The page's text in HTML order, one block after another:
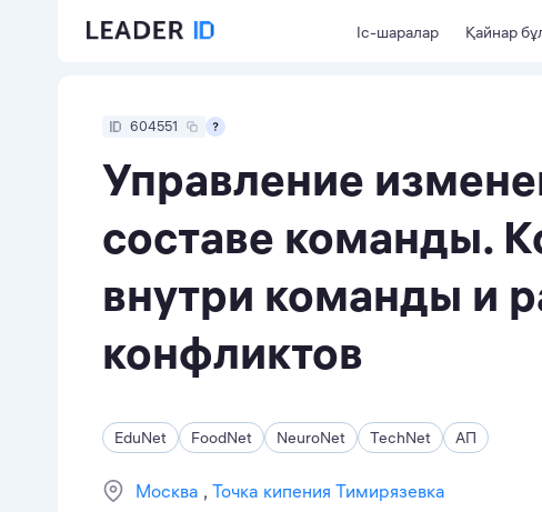
Іс-шаралар Қайнар
604551
Управление
составе команды.
внутри команды и
конфликтов
EduNet FoodNet NeuroNet TechNet АП
Москва
Точка кипения Тимирязевка